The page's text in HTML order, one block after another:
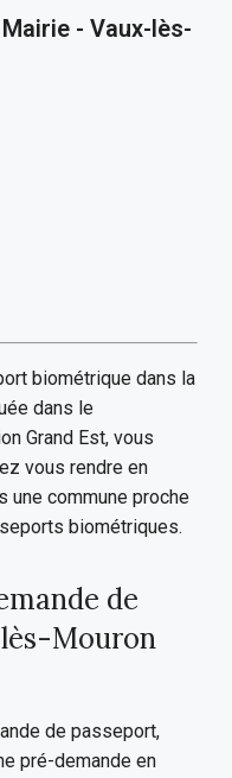
- Vaux-lès-
biométrique dans la
dans le
Grand Est, vous
vous rendre en
une commune proche
biométriques.
de
Mouron
de passeport,
pré-demande en